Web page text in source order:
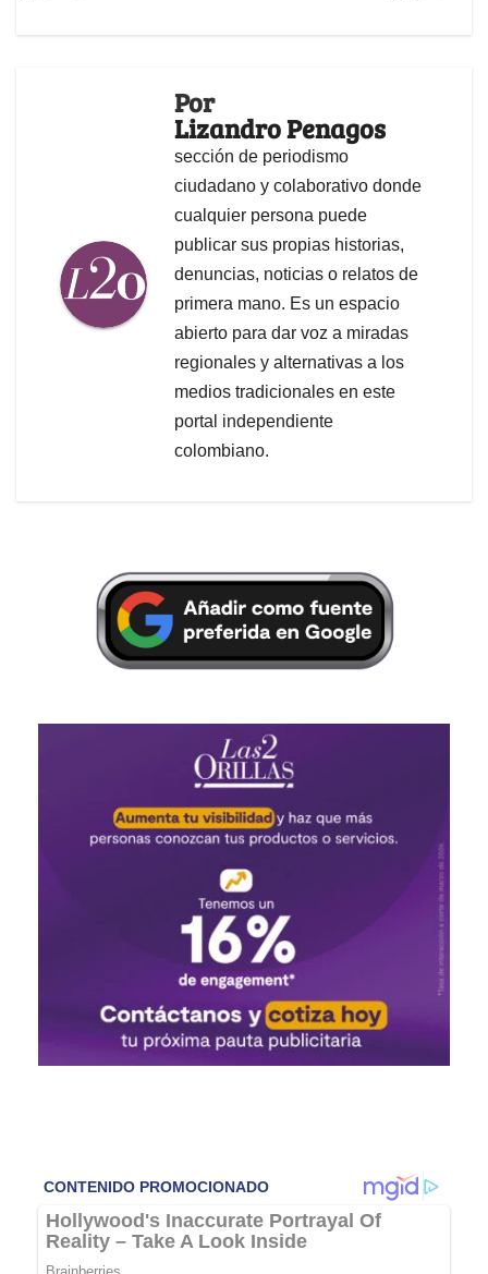
Por
Lizandro Penagos
sección de periodismo
ciudadano y colaborativo donde
cualquier persona puede
publicar sus propias historias,
denuncias, noticias o relatos de
primera mano. Es un espacio
abierto para dar voz a miradas
regionales y alternativas a los
medios tradicionales en este
portal independiente
colombiano.